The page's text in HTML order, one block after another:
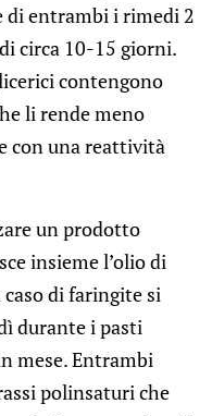
di entrambi i rimedi 2
circa 10-15 giorni.
contengono
li rende meno
con una reattività
un prodotto
insieme l’olio di
caso di faringite si
durante i pasti
mese. Entrambi
polinsaturi che